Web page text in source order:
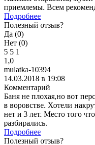
приемлемы. Всем
Подробнее
Полезный отзыв?
Да (0)
Нет (0)
5 5 1
1,0
mulatka-10394
14.03.2018 в 19:08
Комментарий
Баня не плохая,но вот
в воровстве. Хотели
нет и 3 лет. Место того
разбирались.
Подробнее
Полезный отзыв?